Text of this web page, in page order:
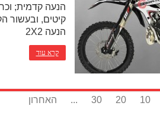
הנעה קדמית;
קיטים, ובעשור
הנעה 2X2
קרא עוד
10
20
30
... האחרון